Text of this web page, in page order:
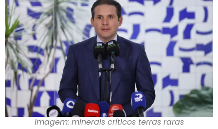
Imagem: minerais críticos terras raras